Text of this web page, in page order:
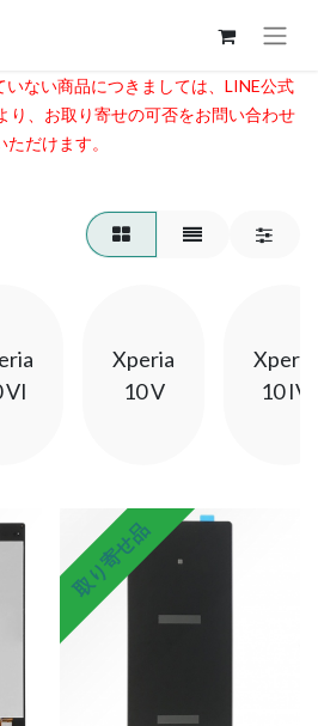
ない商品につきましては、LINE公式
り、お取り寄せの可否をお問い合わせ
ただけます。​
VI
Xperia
10 V
Xperia
10 IV
取り寄せ品